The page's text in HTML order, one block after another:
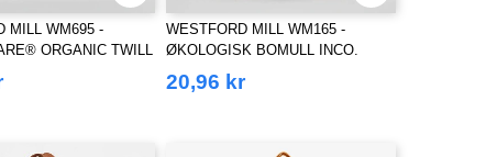
MILL WM695 -
ORGANIC TWILL
WESTFORD MILL WM165 -
ØKOLOGISK BOMULL INCO.
MAXI BAG FOR LIFE
20,96 kr